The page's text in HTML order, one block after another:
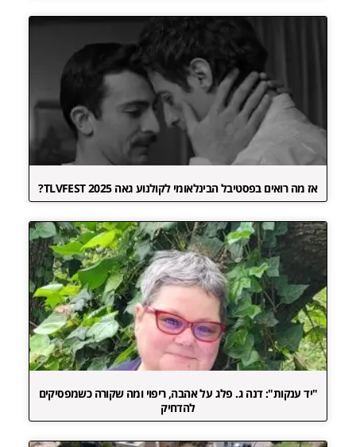
אז מה רואים בפסטיבל הבינלאומי לקולנוע גאה TLVFEST 2025?
"יד ענקות": דנה ג. פלג על אהבה, ריפוי ומה שקורה כשמפסיקים
להדחיק